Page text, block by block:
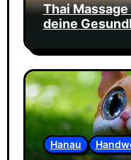
Thai
deine
Hanau